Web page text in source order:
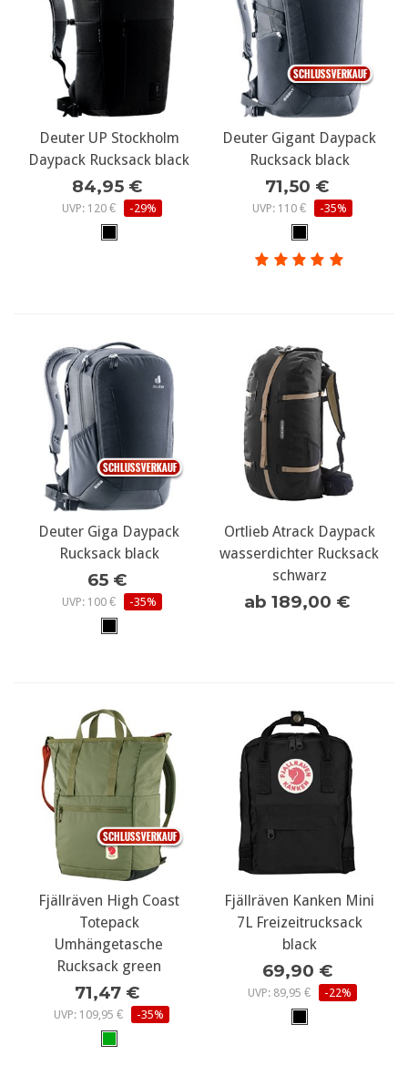
Deuter UP Stockholm
Daypack Rucksack black
84,95 €
UVP: 120 € -29%
Deuter Gigant Daypack
Rucksack black
71,50 €
UVP: 110 € -35%
Deuter Giga Daypack
Rucksack black
65 €
UVP: 100 € -35%
Ortlieb Atrack Daypack
wasserdichter Rucksack
schwarz
ab 189,00 €
Fjällräven High Coast
Totepack
Umhängetasche
Rucksack green
71,47 €
UVP: 109,95 € -35%
Fjällräven Kanken Mini
7L Freizeitrucksack
black
69,90 €
UVP: 89,95 € -22%